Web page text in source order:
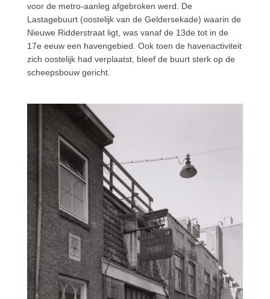
voor de metro-aanleg afgebroken werd. De
Lastagebuurt (oostelijk van de Geldersekade) waarin de
Nieuwe Ridderstraat ligt, was vanaf de 13de tot in de
17e eeuw een havengebied. Ook toen de havenactiviteit
zich oostelijk had verplaatst, bleef de buurt sterk op de
scheepsbouw gericht.